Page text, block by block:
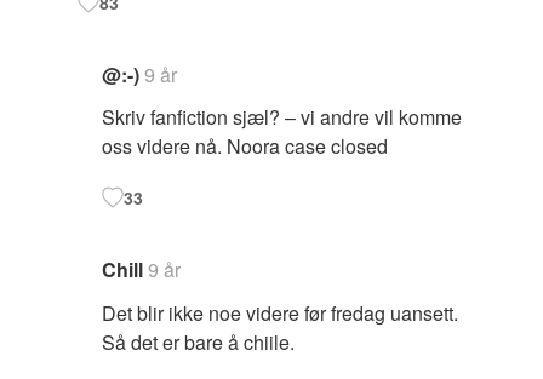
@:-)9 år
Skriv fanfiction sjæl? – vi andre vil komme
oss videre nå. Noora case closed
33
Chill9 år
Det blir ikke noe videre før fredag uansett.
Så det er bare å chiile.